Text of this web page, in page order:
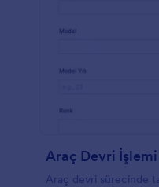
Araç Devri
Araç devri sürecinde